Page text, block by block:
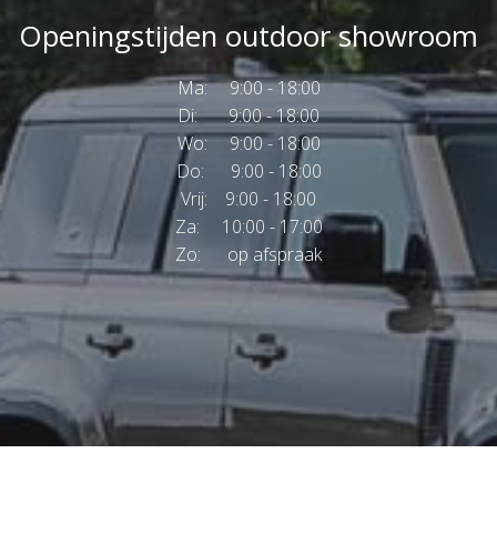
Openingstijden outdoor showroom
Ma: 9:00 - 18:00
Di: 9:00 - 18:00
Wo: 9:00 - 18:00
Do: 9:00 - 18:00
Vrij: 9:00 - 18:00
Za: 10:00 - 17:00
Zo: op afspraak